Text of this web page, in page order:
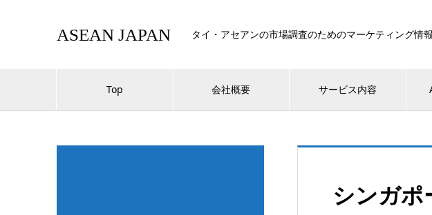
ASEAN JAPAN タイ・アセアンの市場調査のためのマーケティング情
Top 会社概要 サービス内容
シンガポ